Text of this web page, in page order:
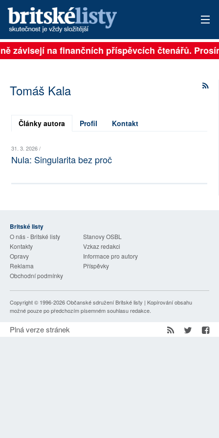
PŘIHLÁSIT
ARCHIV
ROZHOVORY
NEJČTENĚJŠÍ ZA 7 DNÍ
SOCIÁLNÍ SÍTĚ
RUBRIKY
PLNÁ VERZE STRÁNEK
závisejí na finančních příspěvcích čtenářů.
Tomáš Kala
Články autora Profil Kontakt
31. 3. 2026 /
Nula: Singularita bez proč
Britské listy
O nás - Britské listy
Stanovy OSBL
Kontakty
Vzkaz redakci
Opravy
Informace pro autory
Reklama
Příspěvky
Obchodní podmínky
Copyright © 1996-2026Občanské sdružení Britské listy | Kopírování obsahu
možné pouze po předchozím písemném souhlasu redakce.
Plná verze stránek